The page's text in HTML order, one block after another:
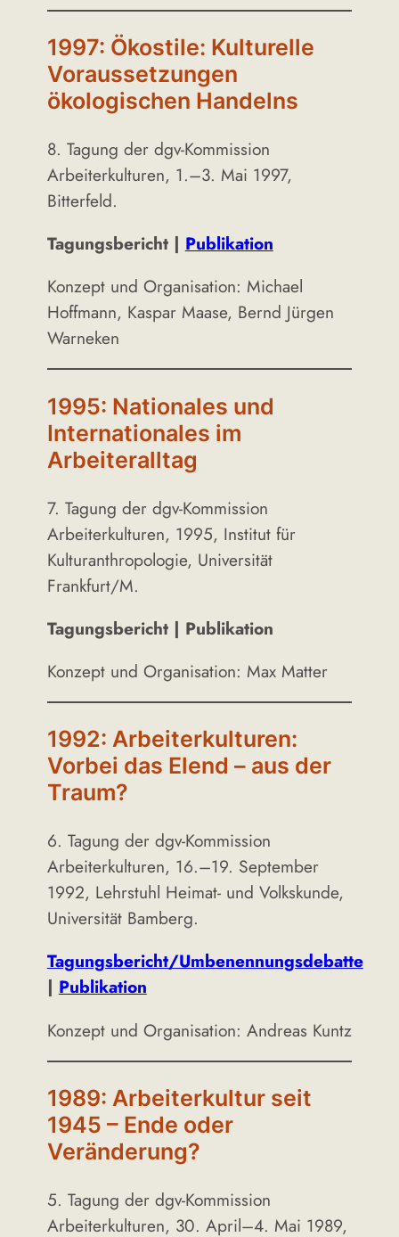
1997: Ökostile: Kulturelle
Voraussetzungen
ökologischen Handelns
8. Tagung der dgv-Kommission
Arbeiterkulturen, 1.–3. Mai 1997,
Bitterfeld.
Tagungsbericht | Publikation
Konzept und Organisation: Michael
Hoffmann, Kaspar Maase, Bernd Jürgen
Warneken
1995: Nationales und
Internationales im
Arbeiteralltag
7. Tagung der dgv-Kommission
Arbeiterkulturen, 1995, Institut für
Kulturanthropologie, Universität
Frankfurt/M.
Tagungsbericht | Publikation
Konzept und Organisation: Max Matter
1992: Arbeiterkulturen:
Vorbei das Elend – aus der
Traum?
6. Tagung der dgv-Kommission
Arbeiterkulturen, 16.–19. September
1992, Lehrstuhl Heimat- und Volkskunde,
Universität Bamberg.
Tagungsbericht/Umbenennungsdebatte
| Publikation
Konzept und Organisation: Andreas Kuntz
1989: Arbeiterkultur seit
1945 – Ende oder
Veränderung?
5. Tagung der dgv-Kommission
Arbeiterkulturen, 30. April–4. Mai 1989,